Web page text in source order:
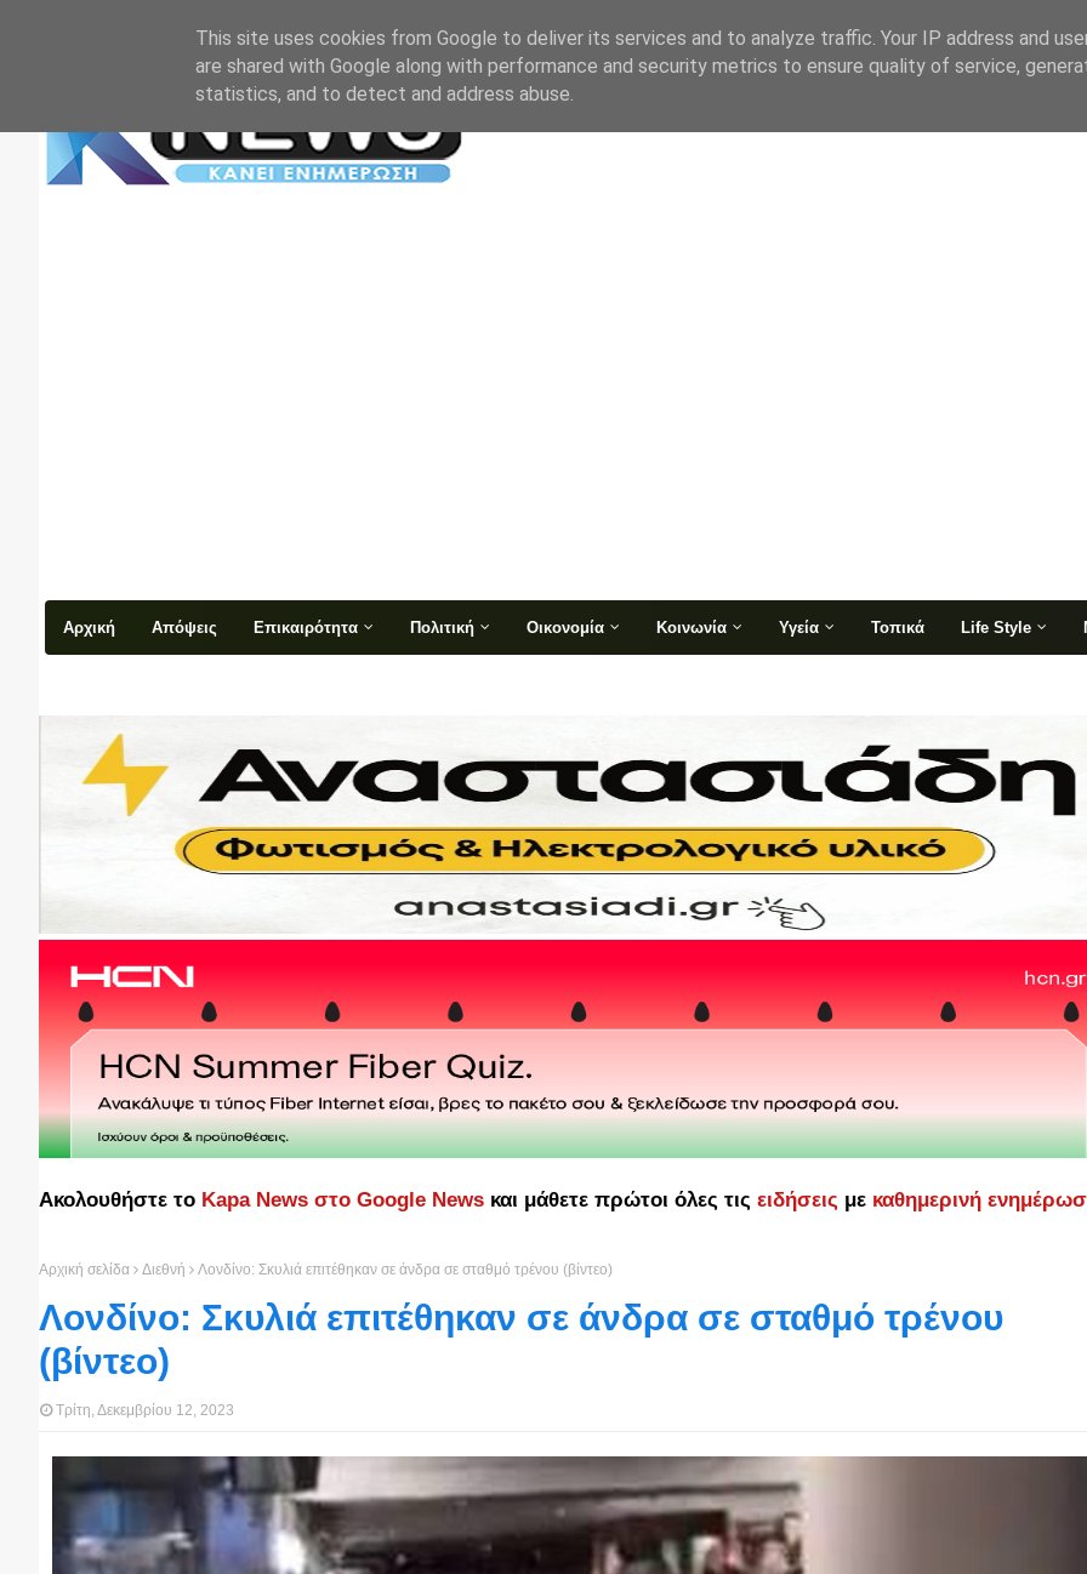
Αρχική Απόψεις Επικαιρότητα Πολιτική Οικονομία Κοινωνία Υγεία Τοπικά Life Style
Ακολουθήστε το Kapa News στο Google News και μάθετε πρώτοι όλες τις ειδήσεις με καθημερινή
Αρχική σελίδα Διεθνή Λονδίνο: Σκυλιά επιτέθηκαν σε άνδρα σε σταθμό τρένου (βίντεο)
Λονδίνο: Σκυλιά επιτέθηκαν σε άνδρα σε σταθμό τρένου
(βίντεο)
Τρίτη, Δεκεμβρίου 12, 2023
This site uses cookies from Google to deliver its services and to analyze traffic. Your IP address and
are shared with Google along with performance and security metrics to ensure quality of service,
statistics, and to detect and address abuse.